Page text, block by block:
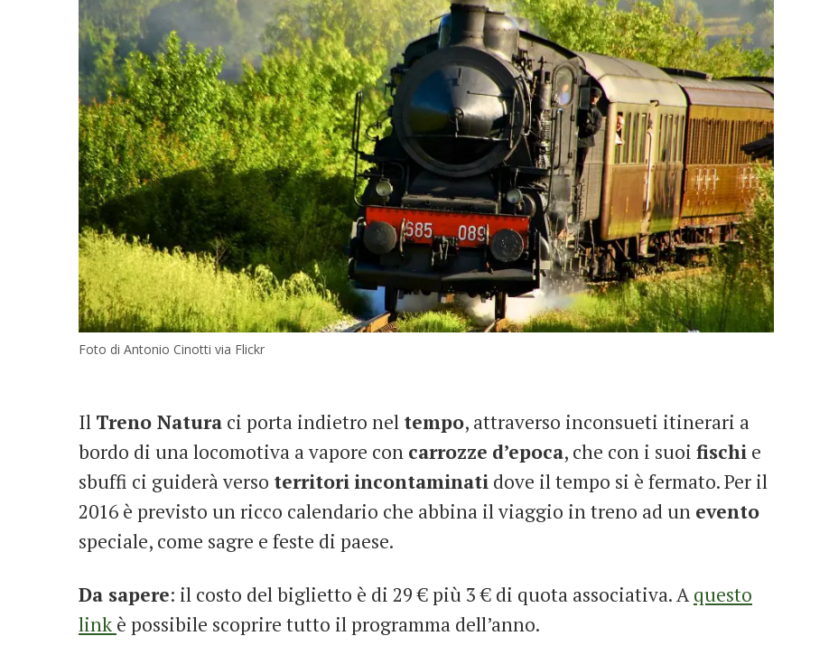
Foto di Antonio Cinotti via Flickr
Il Treno Natura ci porta indietro nel tempo, attraverso inconsueti itinerari a
bordo di una locomotiva a vapore con carrozze d’epoca, che con i suoi fischi e
sbuffi ci guiderà verso territori incontaminati dove il tempo si è fermato. Per il
2016 è previsto un ricco calendario che abbina il viaggio in treno ad un evento
speciale, come sagre e feste di paese.
Da sapere: il costo del biglietto è di 29 € più 3 € di quota associativa. Aquesto
link è possibile scoprire tutto il programma dell’anno.